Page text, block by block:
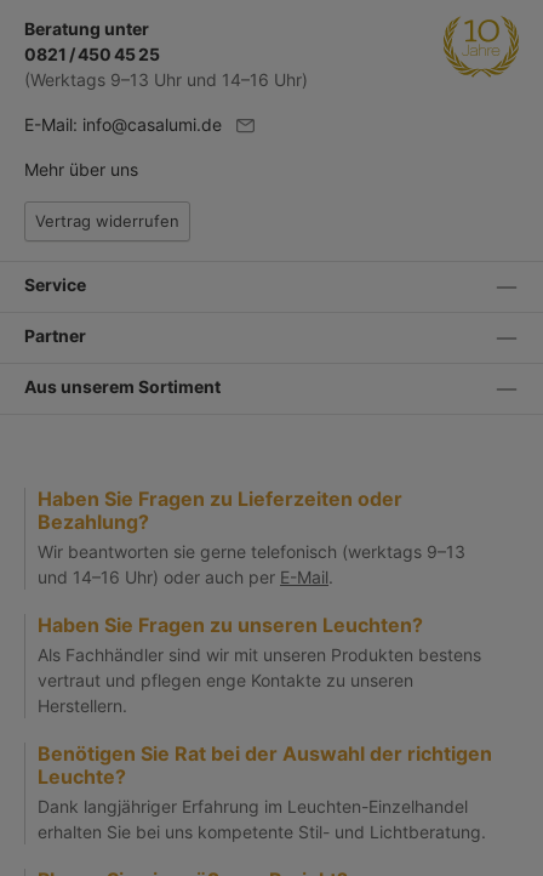
Beratung unter
0821 / 450 45 25
(Werktags 9–13 Uhr und 14–16 Uhr)
E-Mail: info@casalumi.de
Mehr über uns
Vertrag widerrufen
Service
Partner
Aus unserem Sortiment
Haben Sie Fragen zu Lieferzeiten oder
Bezahlung?
Wir beantworten sie gerne telefonisch (werktags 9–13
und 14–16 Uhr) oder auch per E-Mail.
Haben Sie Fragen zu unseren Leuchten?
Als Fachhändler sind wir mit unseren Produkten bestens
vertraut und pflegen enge Kontakte zu unseren
Herstellern.
Benötigen Sie Rat bei der Auswahl der richtigen
Leuchte?
Dank langjähriger Erfahrung im Leuchten-Einzelhandel
erhalten Sie bei uns kompetente Stil- und Lichtberatung.